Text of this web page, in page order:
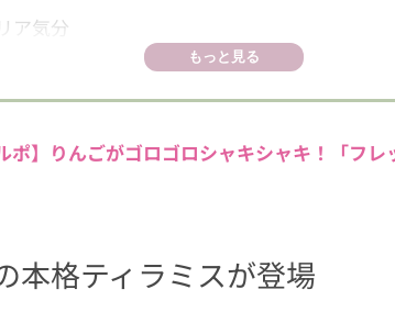
ア気分
もっと見る
ポ】りんごがゴロゴロシャキシャキ！「フ
本格ティラミスが登場